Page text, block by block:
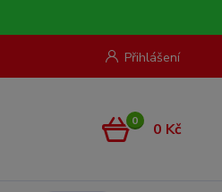
Přihlášení
0 0 Kč